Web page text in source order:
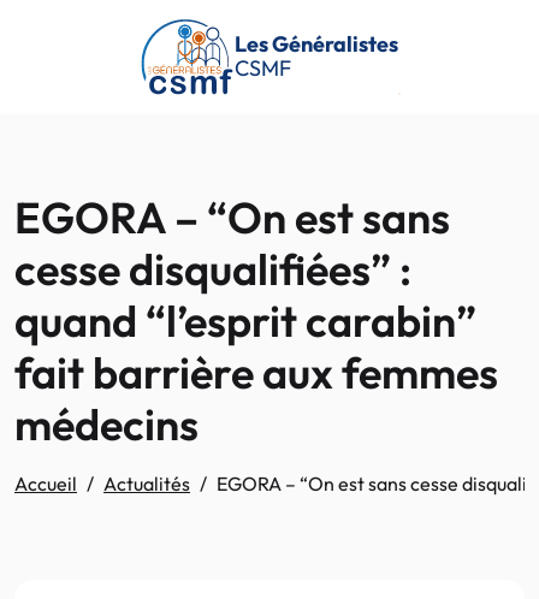
Passer au contenu principal
Les Généralistes
CSMF
EGORA – “On est sans
cesse disqualifiées” :
quand “l’esprit carabin”
fait barrière aux femmes
médecins
Accueil Actualités EGORA – “On est sans cesse